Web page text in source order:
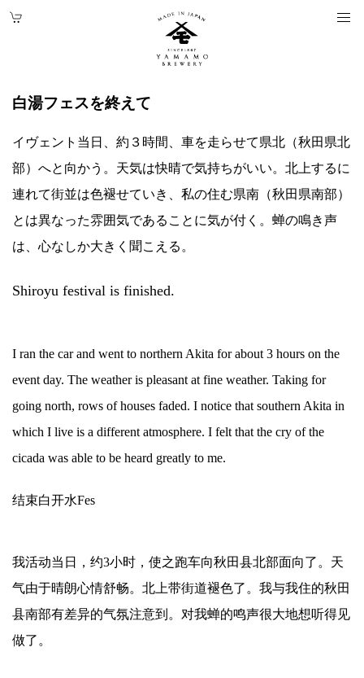
白湯フェスを終えて
イヴェント当日、約３時間、車を走らせて県北（秋田県北
部）へと向かう。天気は快晴で気持ちがいい。北上するに
連れて街並は色褪せていき、私の住む県南（秋田県南部）
とは異なった雰囲気であることに気が付く。蝉の鳴き声
は、心なしか大きく聞こえる。
Shiroyu festival is finished.
I ran the car and went to northern Akita for about 3 hours on the
event day. The weather is pleasant at fine weather. Taking for
going north, rows of houses faded. I notice that southern Akita in
which I live is a different atmosphere. I felt that the cry of the
cicada was able to be heard greatly to me.
结束白开水Fes
我活动当日，约3小时，使之跑车向秋田县北部面向了。天
气由于晴朗心情舒畅。北上带街道褪色了。我与我住的秋田
县南部有差异的气氛注意到。对我蝉的鸣声很大地想听得见
做了。